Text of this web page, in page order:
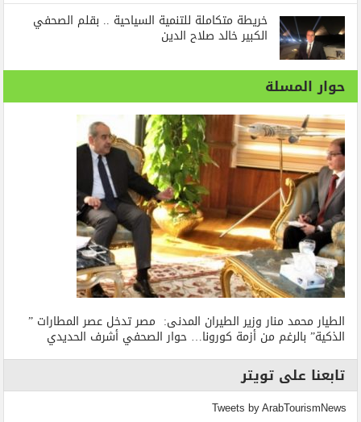
خريطة متكاملة للتنمية السياحية .. بقلم الصحفي
الكبير خالد صلاح الدين
حوار المسلة
الطيار محمد منار وزير الطيران المدنى: مصر تدخل عصر المطارات ”
الذكية” بالرغم من أزمة كورونا… حوار الصحفي أشرف الحديدي
تابعنا على تويتر
Tweets by ArabTourismNews